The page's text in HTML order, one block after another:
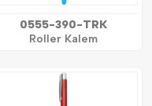
0555-390-TRK
Roller Kalem